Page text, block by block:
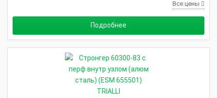
Все цены
Подробнее